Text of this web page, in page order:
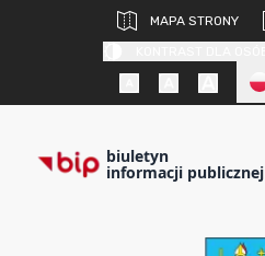
MAPA STRONY
biuletyn
informacji publicznej